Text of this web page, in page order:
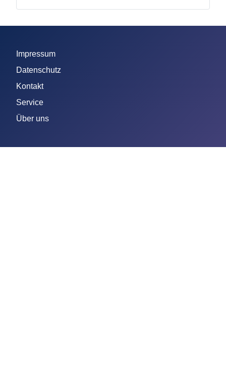
Impressum
Datenschutz
Kontakt
Service
Über uns